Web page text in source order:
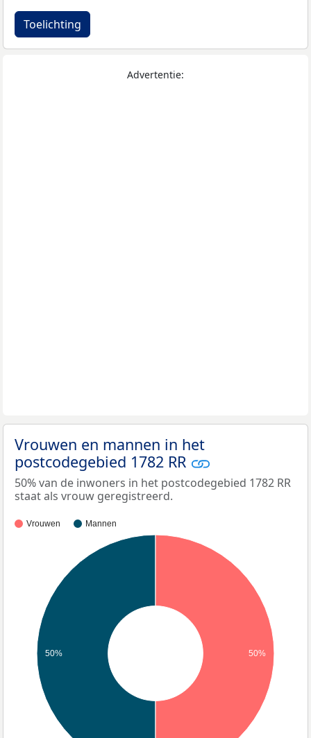
Toelichting
Advertentie:
Vrouwen en mannen in het
postcodegebied 1782 RR
50% van de inwoners in het postcodegebied 1782 RR
staat als vrouw geregistreerd.
Vrouwen Mannen
50% 50%